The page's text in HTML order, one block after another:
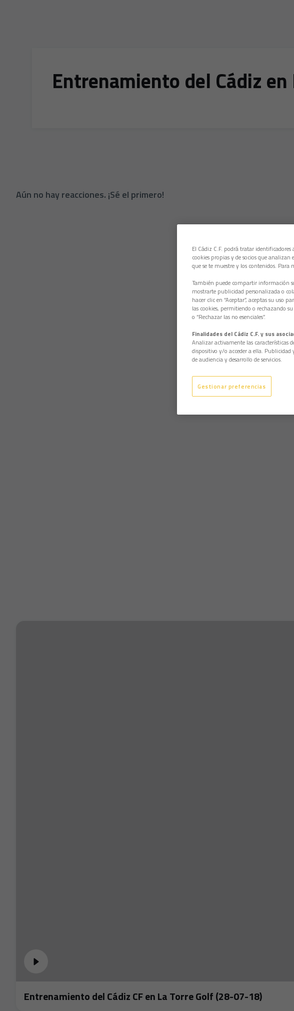
Entrenamiento del Cádiz
Aún no hay reacciones. ¡Sé el primero!
Entrenamiento del Cádiz CF en La Torre Golf (28-07-18)
El Cádiz C.F. podrá tratar
cookies propias y de socios que
que se te muestre y los contenidos.
También puede compartir información
mostrarte publicidad personalizada o
hacer clic en “Aceptar”, aceptas su uso
las cookies, permitiendo o rechazando
o “Rechazar las no esenciales”.
Finalidades del Cádiz C.F. y sus
Analizar activamente las características
dispositivo y/o acceder a ella.
de audiencia y desarrollo de servicios.
Gestionar preferencias